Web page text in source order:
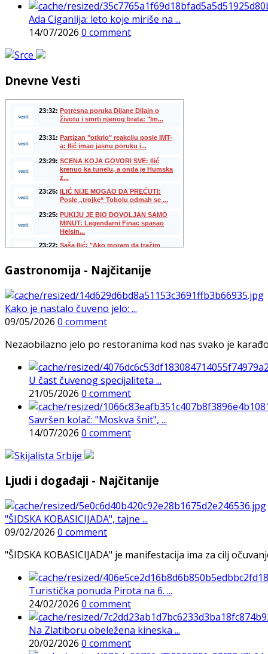
Ada Ciganlija: leto koje miriše na ...
14/07/2026 0 comment
Dnevne Vesti
Gastronomija - Najčitanije
Kako je nastalo čuveno jelo: ...
09/05/2026 0 comment
Nezaobilazno jelo po restoranima kod nas svako je
U čast čuvenog specijaliteta ...
21/05/2026 0 comment
Savršen kolač: "Moskva šnit", ...
14/07/2026 0 comment
Ljudi i događaji - Najčitanije
"ŠIDSKA KOBASICIJADA", tajne ...
09/02/2026 0 comment
"ŠIDSKA KOBASICIJADA" je manifestacija ima za cilj
Turistička ponuda Pirota na 6. ...
24/02/2026 0 comment
Na Zlatiboru obeležena kineska ...
20/02/2026 0 comment